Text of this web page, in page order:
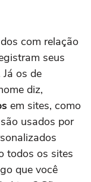
com relação
seus
os de
diz,
em sites, como
usados por
todos os sites
que você